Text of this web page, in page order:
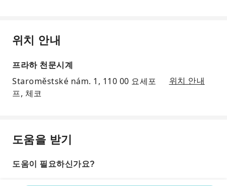
위치 안내
프라하 천문시계
Staroměstské nám. 1, 110 00 요세포
프, 체코
위치 안내
도움을 받기
도움이 필요하신가요?